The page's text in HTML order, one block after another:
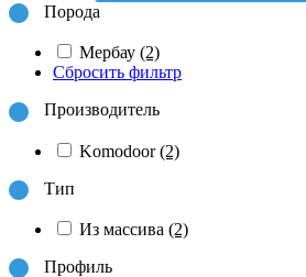
Порода
Мербау (2)
Сбросить фильтр
Производитель
Komodoor(2)
Тип
Из массива (2)
Профиль